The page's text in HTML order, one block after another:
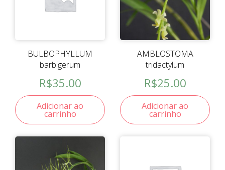
BULBOPHYLLUM
barbigerum
R$35.00
Adicionar ao
carrinho
AMBLOSTOMA
tridactylum
R$25.00
Adicionar ao
carrinho